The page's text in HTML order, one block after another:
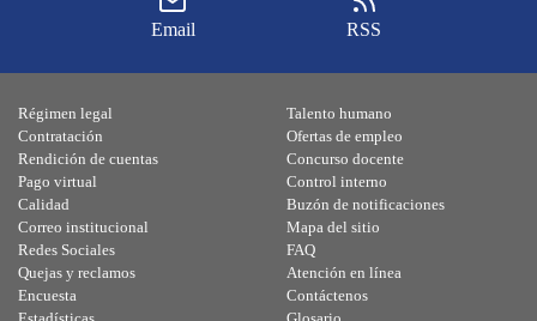
Email RSS
Régimen legal
Contratación
Rendición de cuentas
Pago virtual
Calidad
Talento humano
Ofertas de empleo
Concurso docente
Control interno
Buzón de notificaciones
Correo institucional
Redes Sociales
Quejas y reclamos
Encuesta
Mapa del sitio
FAQ
Atención en línea
Contáctenos